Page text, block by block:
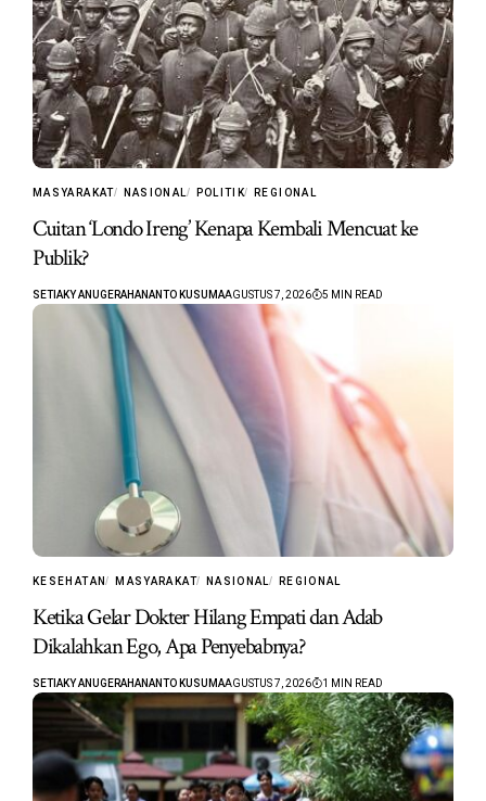
MASYARAKAT NASIONAL POLITIK REGIONAL
Cuitan ‘Londo Ireng’ Kenapa Kembali Mencuat ke
Publik?
SETIAKY ANUGERAHANANTO KUSUMAAGUSTUS 7, 2026 5 MIN READ
KESEHATAN MASYARAKAT NASIONAL REGIONAL
Ketika Gelar Dokter Hilang Empati dan Adab
Dikalahkan Ego, Apa Penyebabnya?
SETIAKY ANUGERAHANANTO KUSUMAAGUSTUS 7, 2026 1 MIN READ